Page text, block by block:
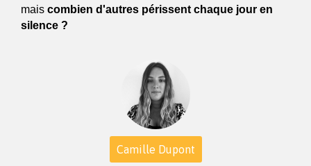
mais combien d'autres périssent chaque jour en
silence ?
Camille Dupont